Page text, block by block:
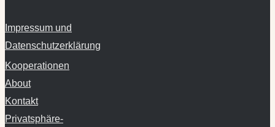
Impressum und
Datenschutzerklärung
Kooperationen
About
Kontakt
Privatsphäre-